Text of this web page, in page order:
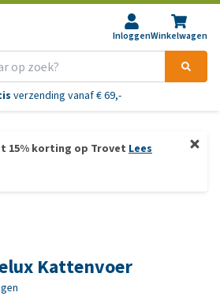
InloggenWinkelwagen
verzending vanaf € 69,-
15% korting op Trovet Lees
Kattenvoer